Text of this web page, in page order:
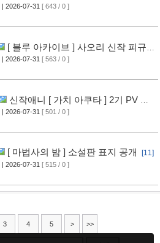
[11]
| 2026-07-31 [ 643 / 0 ]
[ 블루 아카이브 ] 사오리 신작 피규어
| 2026-07-31 [ 563 / 0 ]
신작애니 [ 가치 아쿠타 ] 2기 PV 영
[13]
| 2026-07-31 [ 501 / 0 ]
[ 마법사의 밤 ] 소설판 표지 공개 [11]
| 2026-07-31 [ 515 / 0 ]
3 4 5 > >>